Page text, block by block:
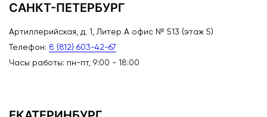
САНКТ-ПЕТЕРБУРГ
Артиллерийская, д. 1, Литер А офис № 513 (этаж 5)
Телефон: 8 (812) 603-42-67
Часы работы: пн-пт, 9:00 - 18:00